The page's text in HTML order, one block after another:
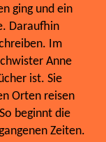
ging und ein
Daraufhin
Im
Anne
ist. Sie
Orten reisen
beginnt die
Zeiten.